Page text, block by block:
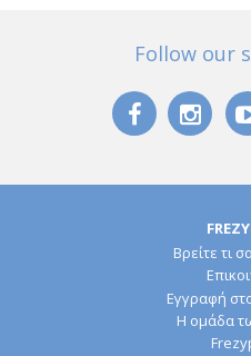
Follow our
Βρείτε τι
Εγγραφή
Η ομάδα